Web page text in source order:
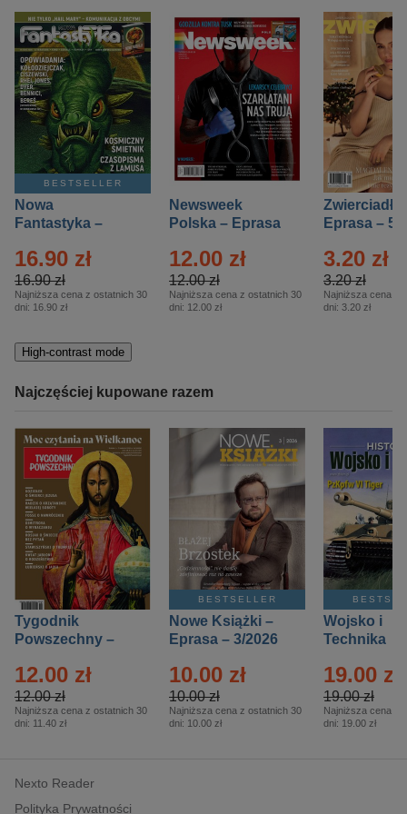
BESTSELLER
Nowa
Fantastyka –
16.90 zł
16.90 zł
Najniższa cena z ostatnich 30
dni: 16.90 zł
Newsweek
Polska – Eprasa
12.00 zł
12.00 zł
Najniższa cena z ostatnich 30
dni: 12.00 zł
Zwierciadło
Eprasa – 5/
3.20 zł
3.20 zł
Najniższa cena z
dni: 3.20 zł
High-contrast mode
Najczęściej kupowane razem
Tygodnik
Powszechny –
12.00 zł
12.00 zł
Najniższa cena z ostatnich 30
dni: 11.40 zł
BESTSELLER
Nowe Książki –
Eprasa – 3/2026
10.00 zł
10.00 zł
Najniższa cena z ostatnich 30
dni: 10.00 zł
Wojsko i
Technika
– 2/2026
19.00 zł
19.00 zł
Najniższa cena z
dni: 19.00 zł
Nexto Reader
Polityka Prywatności